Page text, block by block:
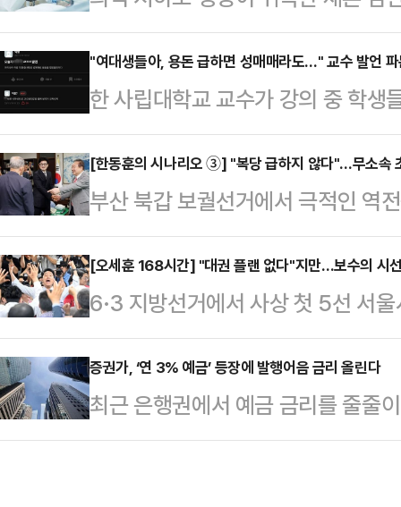
이체한 60대 아내가 징역형의 집행
면 20일 수원지법 형사12부(박건
에 관한 법률 위반(사기), 사문서위
에게 징역 2년에 집행유예 4년을
(2021년 11월 사망)와 동거를 시
는 당시 전 부인과 이혼한 상태였고
해졌…
"여대생들아, 용돈 급하면 성매매라도…" 교수 발언
한 사립대학교 교수가 강의 중 학생
해 소지가 다분한 모욕적 폭언을 일
다.25일 연합뉴스에 따르면 지난
"우리나라 여성 10명 중 8명은 성
는 폭로글이 올라왔다.A 교수가 과
발언과 언어폭력을 자행했다는 학
적으로 피해 설문조사를 전개했다.
는 수업 중 "여학생들에…
[한동훈의 시나리오 ③] "복당 급하지 않다"…무소속
부산 북갑 보궐선거에서 극적인 역
이 국민의힘 복당 시기를 미룬 채
거관리위원회 개혁과 관련된 굵직
서의 존재감을 키우고 있다. 아직
일을 두고 자신만의 독자적인 지역
구상으로 풀이된다.향후 보수 진영
타이밍에 맞춰 복귀함으로써, 명실
하겠다는 것이 한 의원의 로…
[오세훈 168시간] "대권 플랜 없다"지만…보수의 시
6·3 지방선거에서 사상 첫 5선 서
의 주목을 한 몸에 받고 있다.11일
구상에 대해 거듭 선을 긋고 있지만
향력이 확대되면서 차기 대권주자
다는 평가가 나온다.오 시장은 이
증권가, ‘연 3% 예금’ 등장에 발행어음 금리 올린다
최근 은행권에서 예금 금리를 줄줄
가운데 증권사들도 발행어음(단기